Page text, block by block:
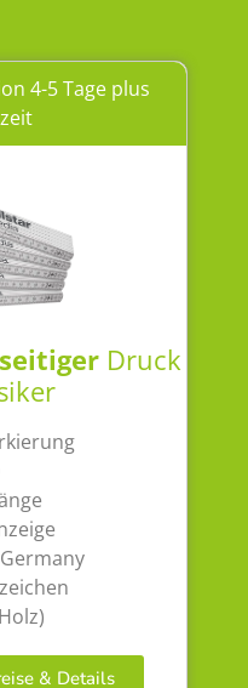
4-5 Tage plus
Druck
& Details